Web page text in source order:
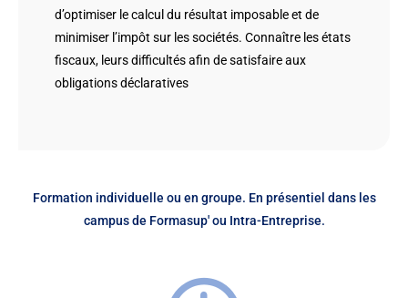
d’optimiser le calcul du résultat imposable et de
minimiser l’impôt sur les sociétés. Connaître les états
fiscaux, leurs difficultés afin de satisfaire aux
obligations déclaratives
Formation individuelle ou en groupe. En présentiel dans les
campus de Formasup' ou Intra-Entreprise.